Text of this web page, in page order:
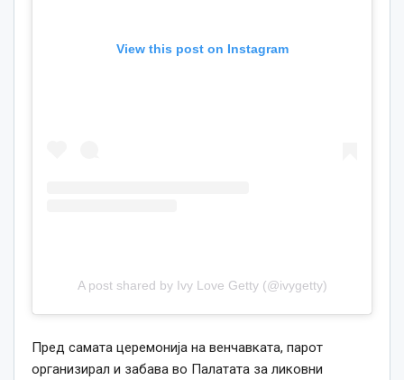
View this post on Instagram
A post shared by Ivy Love Getty (@ivygetty)
Пред самата церемонија на венчавката, парот
организирал и забава во Палатата за ликовни